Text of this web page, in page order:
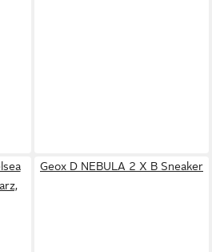
Geox D NEBULA 2 X B Sneaker